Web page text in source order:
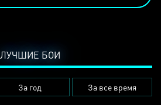
ЛУЧШИЕ БОИ
За год За все время